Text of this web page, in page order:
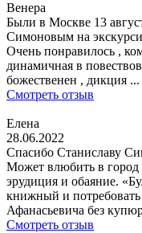
Венера
Были в Москве 13
Симоновым на
Очень понравилось ,
динамичная в
божественен , дикция ...
Смотреть отзыв
Елена
28.06.2022
Спасибо Станиславу
Может влюбить в город
эрудиция и обаяние.
книжный и
Афанасьевича без
Смотреть отзыв